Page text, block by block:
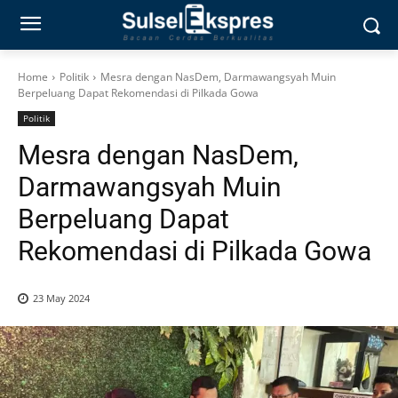
Home Politik
Mesra dengan NasDem, Darmawangsyah Muin
Berpeluang Dapat Rekomendasi di Pilkada Gowa
Politik
Mesra dengan NasDem,
Darmawangsyah Muin
Berpeluang Dapat
Rekomendasi di Pilkada Gowa
23 May 2024